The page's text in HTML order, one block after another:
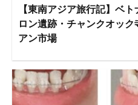
【東南アジア旅行記】ベ
ロン遺跡・チャンクオッ
アン市場